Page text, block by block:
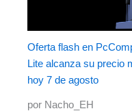
Oferta flash en
Lite alcanza su precio
hoy 7 de agosto
por Nacho_EH